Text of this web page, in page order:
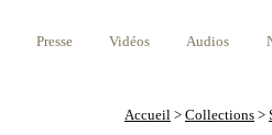
Presse Vidéos Audios
Accueil > Collections >